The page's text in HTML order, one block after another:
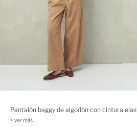
Pantalón baggy de algodón con cintura
combinar confort y estilo en una sola